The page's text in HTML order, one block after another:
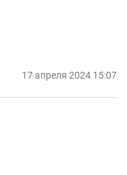
17 апреля 2024 15:07